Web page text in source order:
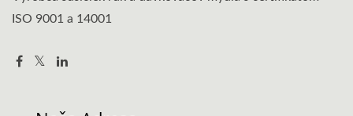
ISO 9001 a 14001